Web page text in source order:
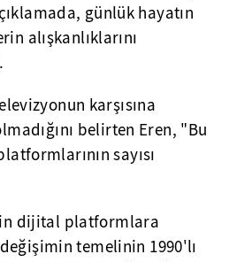
günlük hayatın
alışkanlıklarını
karşısına
belirten Eren, "Bu
sayısı
dijital platformlara
temelinin 1990'lı